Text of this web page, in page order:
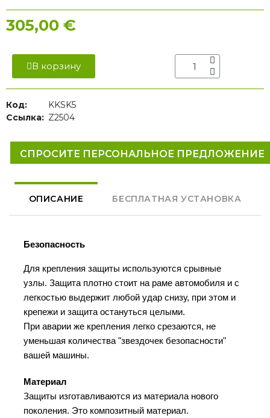
305,00 €
В корзину
Код:
KKSK5
Ссылка: Z2504
СПРОСИТЕ ПЕРСОНАЛЬНОЕ ПРЕДЛОЖЕНИЕ
ОПИСАНИЕ БЕСПЛАТНАЯ УСТАНОВКА
Безопасность
Для крепления защиты используются срывные
узлы. Защита плотно стоит на раме автомобиля и с
легкостью выдержит любой удар снизу, при этом и
крепежи и защита остануться целыми.
При аварии же крепления легко срезаются, не
уменьшая количества "звездочек безопасности"
вашей машины.
Материал
Защиты изготавливаются из материала нового
поколения. Это композитный материал.